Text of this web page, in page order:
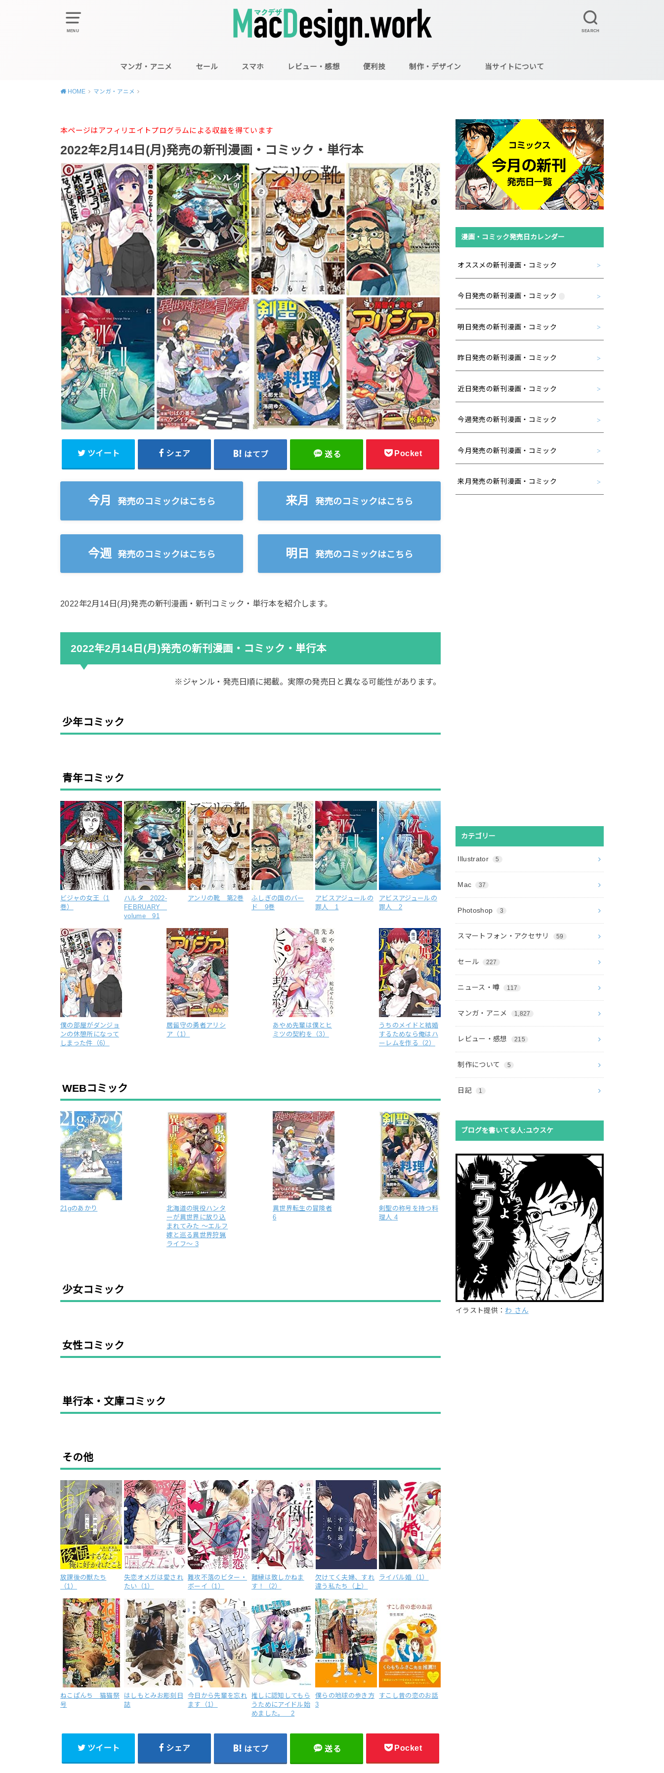
MENU SEARCH
マンガ・アニメ セール スマホ レビュー・感想 便利技 制作・デザイン 当サイトについて
HOME マンガ・アニメ
本ページはアフィリエイトプログラムによる収益を得ています
2022年2月14日(月)発売の新刊漫画・コミック・単行本
ツイート シェア はてブ 送る Pocket
今月 発売のコミックはこちら 来月 発売のコミックはこちら
今週 発売のコミックはこちら 明日 発売のコミックはこちら
2022年2月14日(月)発売の新刊漫画・新刊コミック・単行本を紹介します。
2022年2月14日(月)発売の新刊漫画・コミック・単行本
※ジャンル・発売日順に掲載。実際の発売日と異なる可能性があります。
少年コミック
青年コミック
ビジャの女王（1
巻）
ハルタ 2022-
FEBRUARY
volume 91
アンリの靴 第2巻
ふしぎの国のバー
ド 9巻
アビスアジュールの
罪人 1
アビスアジュールの
罪人 2
僕の部屋がダンジョ
ンの休憩所になって
しまった件（6）
居留守の勇者アリシ
ア（1）
あやめ先輩は僕とヒ
ミツの契約を（3）
うちのメイドと結婚
するためなら俺はハ
ーレムを作る（2）
WEBコミック
21gのあかり
北海道の現役ハンタ
ーが異世界に放り込
まれてみた ～エルフ
嫁と巡る異世界狩猟
ライフ～ 3
異世界転生の冒険者
6
剣聖の称号を持つ料
理人 4
少女コミック
女性コミック
単行本・文庫コミック
その他
放課後の獣たち
（1）
失恋オメガは愛され
たい（1）
難攻不落のビター・
ボーイ（1）
離縁は致しかねま
す！（2）
欠けてく夫婦、すれ
違う私たち（上）
ライバル婚（1）
ねこぱんち 猫猫祭
号
はしもとみお彫刻日
誌
今日から先輩を忘れ
ます（1）
推しに認知してもら
うためにアイドル始
めました。 2
僕らの地球の歩き方
3
すこし昔の恋のお話
ツイート シェア はてブ 送る Pocket
漫画・コミック発売日カレンダー
オススメの新刊漫画・コミック
今日発売の新刊漫画・コミック
明日発売の新刊漫画・コミック
昨日発売の新刊漫画・コミック
近日発売の新刊漫画・コミック
今週発売の新刊漫画・コミック
今月発売の新刊漫画・コミック
来月発売の新刊漫画・コミック
カテゴリー
Illustrator 5
Mac 37
Photoshop 3
スマートフォン・アクセサリ 59
セール 227
ニュース・噂 117
マンガ・アニメ 1,827
レビュー・感想 215
制作について 5
日記 1
ブログを書いてる人:ユウスケ
イラスト提供： わ さん